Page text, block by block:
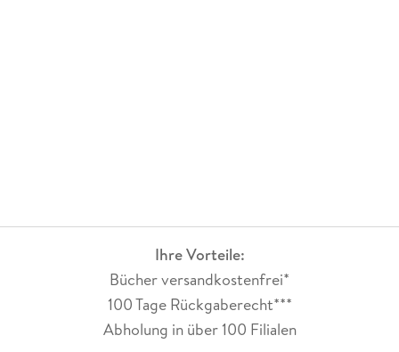
Ihre Vorteile:
Bücher versandkostenfrei*
100 Tage Rückgaberecht***
Abholung in über 100 Filialen